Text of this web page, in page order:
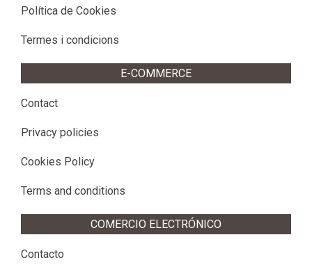
Política de Cookies
Termes i condicions
E-COMMERCE
Contact
Privacy policies
Cookies Policy
Terms and conditions
COMERCIO ELECTRÓNICO
Contacto